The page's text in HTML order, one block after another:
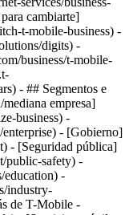
cambiarte]
t-mobile-business) -
digits) -
business/t-mobile-
- ## Segmentos e
empresa]
business) -
enterprise) - [Gobierno]
- [Seguridad pública]
public-safety) -
education) -
industry-
de T-Mobile -